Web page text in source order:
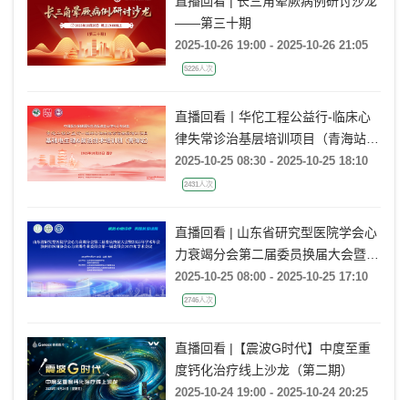
——第三十期
2025-10-26 19:00 - 2025-10-26 21:05
5226人次
直播回看丨华佗工程公益行-临床心
律失常诊治基层培训项目（青海站）
基础电生理&前沿技术培训班
2025-10-25 08:30 - 2025-10-25 18:10
2431人次
直播回看 | 山东省研究型医院学会心
力衰竭分会第二届委员换届大会暨
2025年学术年会
2025-10-25 08:00 - 2025-10-25 17:10
2746人次
直播回看 |【震波G时代】中度至重
度钙化治疗线上沙龙（第二期）
2025-10-24 19:00 - 2025-10-24 20:25